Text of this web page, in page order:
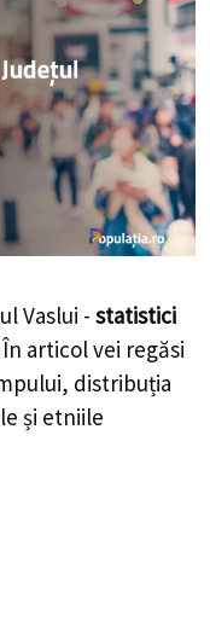
Vaslui - statistici
În articol vei regăsi
distribuția
și etniile